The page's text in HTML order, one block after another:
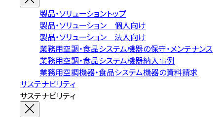
製品・ソリューショントップ
製品・ソリューション 個人向け
製品・ソリューション 法人向け
業務用空調・食品システム機器の保守・メンテナンス
業務用空調・食品システム機器納入事例
業務用空調機器・食品システム機器の資料請求
サステナビリティ
サステナビリティ